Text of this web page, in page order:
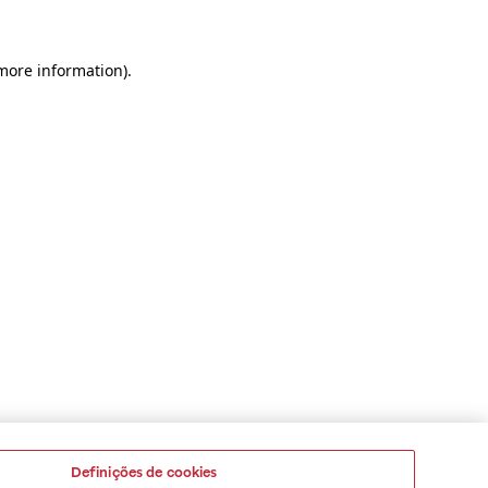
information).
Definições de cookies